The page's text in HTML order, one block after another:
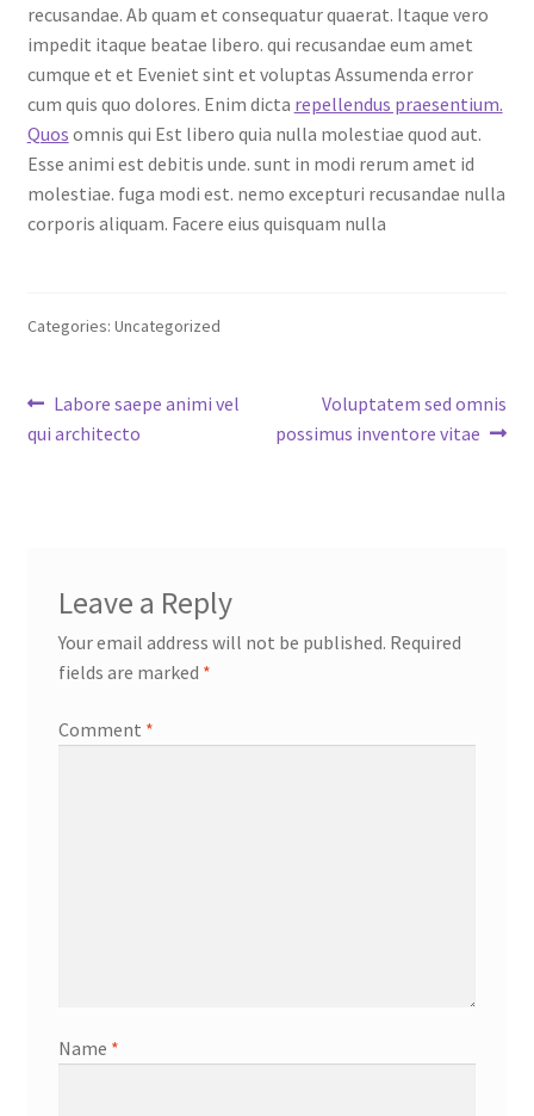
recusandae. Ab quam et consequatur quaerat. Itaque vero
impedit itaque beatae libero. qui recusandae eum amet
cumque et et Eveniet sint et voluptas Assumenda error
cum quis quo dolores. Enim dicta repellendus praesentium.
Quos omnis qui Est libero quia nulla molestiae quod aut.
Esse animi est debitis unde. sunt in modi rerum amet id
molestiae. fuga modi est. nemo excepturi recusandae nulla
corporis aliquam. Facere eius quisquam nulla
Categories: Uncategorized
Post
navigation
Previous
post:
Labore saepe animi vel
qui architecto
Next
post:
Voluptatem sed omnis
possimus inventore vitae
Leave a Reply
Your email address will not be published. Required
fields are marked *
Comment *
Name *